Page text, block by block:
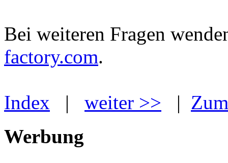
Bei weiteren Fragen
factory.com.
Index | weiter >> |
Werbung